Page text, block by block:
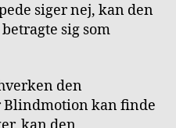
siger nej, kan den
sig som
den
Blindmotion kan finde